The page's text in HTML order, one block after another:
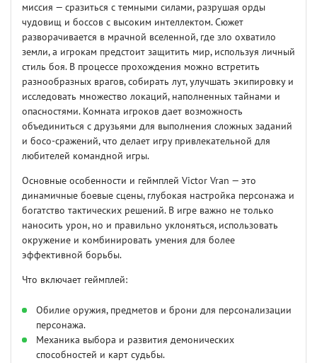
миссия — сразиться с темными силами, разрушая орды
чудовищ и боссов с высоким интеллектом. Сюжет
разворачивается в мрачной вселенной, где зло охватило
земли, а игрокам предстоит защитить мир, используя личный
стиль боя. В процессе прохождения можно встретить
разнообразных врагов, собирать лут, улучшать экипировку и
исследовать множество локаций, наполненных тайнами и
опасностями. Комната игроков дает возможность
объединиться с друзьями для выполнения сложных заданий
и босо-сражений, что делает игру привлекательной для
любителей командной игры.
Основные особенности и геймплей Victor Vran — это
динамичные боевые сцены, глубокая настройка персонажа и
богатство тактических решений. В игре важно не только
наносить урон, но и правильно уклоняться, использовать
окружение и комбинировать умения для более
эффективной борьбы.
Что включает геймплей:
Обилие оружия, предметов и брони для персонализации
персонажа.
Механика выбора и развития демонических
способностей и карт судьбы.